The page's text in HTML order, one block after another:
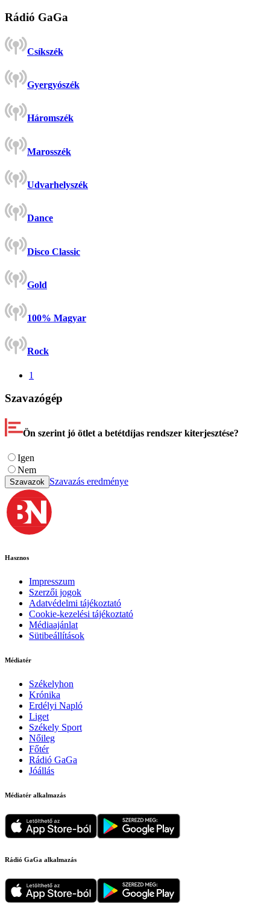
Rádió GaGa
Csíkszék
Gyergyószék
Háromszék
Marosszék
Udvarhelyszék
Dance
Disco Classic
Gold
100% Magyar
Rock
1
Szavazógép
Ön szerint jó ötlet a betétdíjas rendszer kiterjesztése?
Igen
Nem
Szavazok Szavazás eredménye
Hasznos
Impresszum
Szerzői jogok
Adatvédelmi tájékoztató
Cookie-kezelési tájékoztató
Médiaajánlat
Sütibeállítások
Médiatér
Székelyhon
Krónika
Erdélyi Napló
Liget
Székely Sport
Nőileg
Főtér
Rádió GaGa
Jóállás
Médiatér alkalmazás
Rádió GaGa alkalmazás